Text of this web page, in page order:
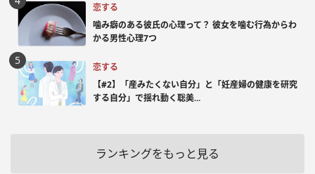
恋する
噛み癖のある彼氏の心理って？ 彼女を噛む行為からわ
かる男性心理7つ
恋する
【#2】「産みたくない自分」と「妊産婦の健康を研究
する自分」で揺れ動く聡美...
ランキングをもっと見る